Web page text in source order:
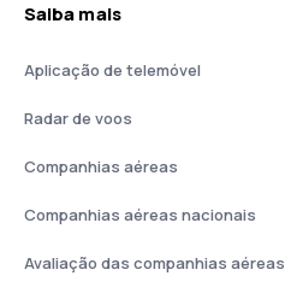
Saiba mais
Aplicação de telemóvel
Radar de voos
Companhias aéreas
Companhias aéreas nacionais
Avaliação das companhias aéreas